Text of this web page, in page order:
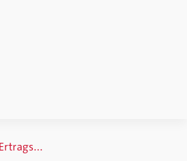
Gefährdete Markenbeziehungen als Risiko für das Ertragspotenzial von Marken